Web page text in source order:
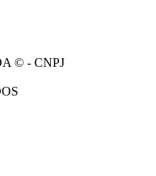
© - CNPJ